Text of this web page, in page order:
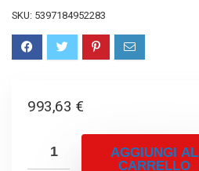
SKU: 5397184952283
993,63 €
AGGIUNGI AL
CARRELLO